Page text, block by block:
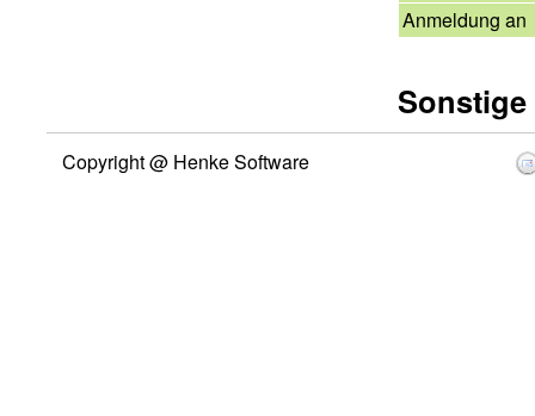
Anmeldung an
Copyright @ Henke Software